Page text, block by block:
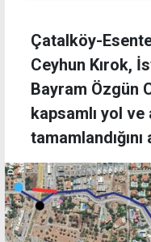
Çatalköy-
Ceyhun Kırok,
Bayram Özgün
kapsamlı yol ve
tamamlandığını